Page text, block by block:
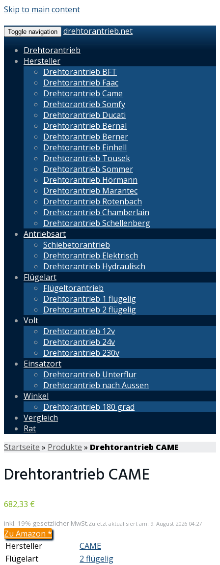
Skip to main content
Toggle navigation
drehtorantrieb.net
Drehtorantrieb
Hersteller
Drehtorantrieb BFT
Drehtorantrieb Faac
Drehtorantrieb Came
Drehtorantrieb Somfy
Drehtorantrieb Ducati
Drehtorantrieb Bernal
Drehtorantrieb Berner
Drehtorantrieb Einhell
Drehtorantrieb Tousek
Drehtorantrieb Sommer
Drehtorantrieb Hörmann
Drehtorantrieb Marantec
Drehtorantrieb Rotenbach
Drehtorantrieb Chamberlain
Drehtorantrieb Schellenberg
Antriebsart
Schiebetorantrieb
Drehtorantrieb Elektrisch
Drehtorantrieb Hydraulisch
Flügelart
Flügeltorantrieb
Drehtorantrieb 1 flügelig
Drehtorantrieb 2 flügelig
Volt
Drehtorantrieb 12v
Drehtorantrieb 24v
Drehtorantrieb 230v
Einsatzort
Drehtorantrieb Unterflur
Drehtorantrieb nach Aussen
Winkel
Drehtorantrieb 180 grad
Vergleich
Rat
Startseite » Produkte » Drehtorantrieb CAME
Drehtorantrieb CAME
682,33 €
inkl. 19% gesetzlicher MwSt.Zuletzt aktualisiert am: 9. August 2026 04:27
Zu Amazon *
Hersteller
CAME
Flügelart
2 flügelig